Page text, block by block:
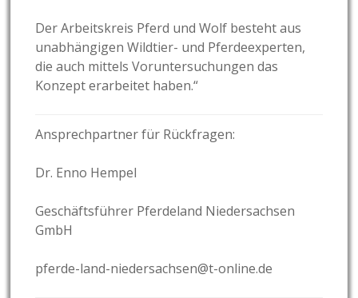
Der Arbeitskreis Pferd und Wolf besteht aus
unabhängigen Wildtier- und Pferdeexperten,
die auch mittels Voruntersuchungen das
Konzept erarbeitet haben.“
Ansprechpartner für Rückfragen:
Dr. Enno Hempel
Geschäftsführer Pferdeland Niedersachsen
GmbH
pferde-land-niedersachsen@t-online.de